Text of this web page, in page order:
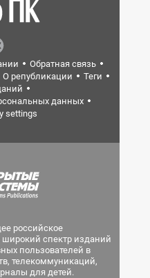
Обратная связь
О републикации
Теги
данных
settings
российское
спектр изданий
пользователей в
телекоммуникаций,
для детей.